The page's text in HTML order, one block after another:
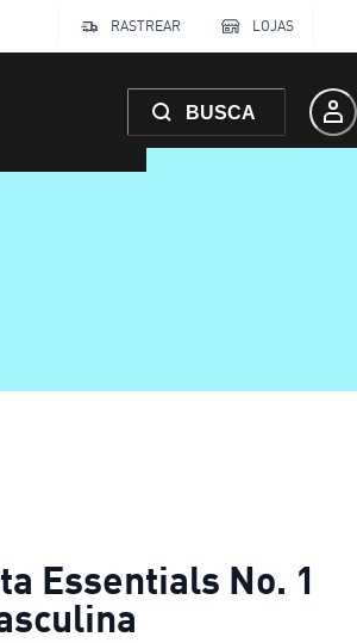
RASTREAR LOJAS
BUSCA
Essentials No. 1